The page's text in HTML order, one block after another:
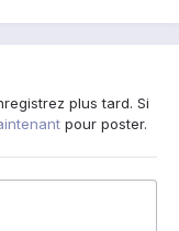
plus tard. Si
pour poster.